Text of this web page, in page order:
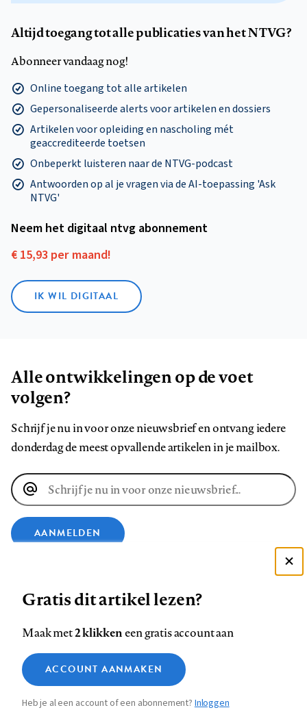
Altijd toegang tot alle publicaties van het NTVG?
Abonneer vandaag nog!
Online toegang tot alle artikelen
Gepersonaliseerde alerts voor artikelen en dossiers
Artikelen voor opleiding en nascholing mét
geaccrediteerde toetsen
Onbeperkt luisteren naar de NTVG-podcast
Antwoorden op al je vragen via de AI-toepassing 'Ask
NTVG'
Neem het digitaal ntvg abonnement
€ 15,93 per maand!
IK WIL DIGITAAL
Alle ontwikkelingen op de voet
volgen?
Schrijf je nu in voor onze nieuwsbrief en ontvang iedere
donderdag de meest opvallende artikelen in je mailbox.
E-
mailadres
AANMELDEN
op
Facebook
op
LinkedIn
op
Bluesky
ons
op
InstagramYouTube
Footer
navigation
Contact Colofon Disclaimer Privacy
Medische vragen verdienen
betrouwbare antwoorden
Zie onze cookie policy
Analytische cookies
Marketing cookies
Gratis dit artikel lezen?
Maak met2 klikkeneen gratis account aan
ACCOUNT AANMAKEN
Heb je al een account of een abonnement?Inloggen